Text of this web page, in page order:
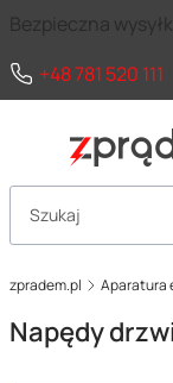
Bezpieczna
+48 781 520 111
Otwórz wyszukiwarkę
zpradem.pl Aparatura
Napędy